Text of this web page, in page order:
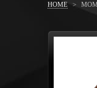
HOME >